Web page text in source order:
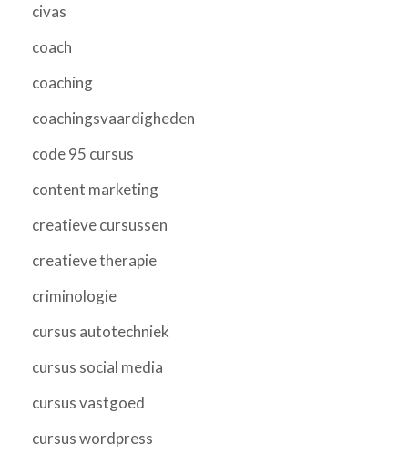
civas
coach
coaching
coachingsvaardigheden
code 95 cursus
content marketing
creatieve cursussen
creatieve therapie
criminologie
cursus autotechniek
cursus social media
cursus vastgoed
cursus wordpress